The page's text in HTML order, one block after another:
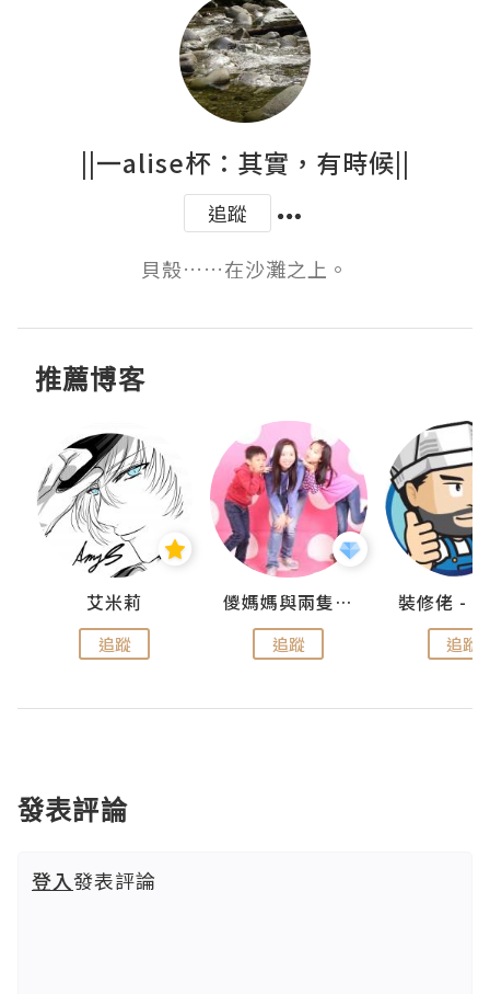
||一alise杯：其實，有時候||
追蹤
貝殼……在沙灘之上。
推薦博客
艾米莉
追蹤
儍媽媽與兩隻小魔怪之家
追蹤 追蹤
發表評論
登入發表評論